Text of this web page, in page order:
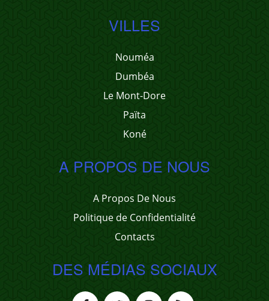
VILLES
Nouméa
Dumbéa
Le Mont-Dore
Païta
Koné
A PROPOS DE NOUS
A Propos De Nous
Politique de Confidentialité
Contacts
DES MÉDIAS SOCIAUX